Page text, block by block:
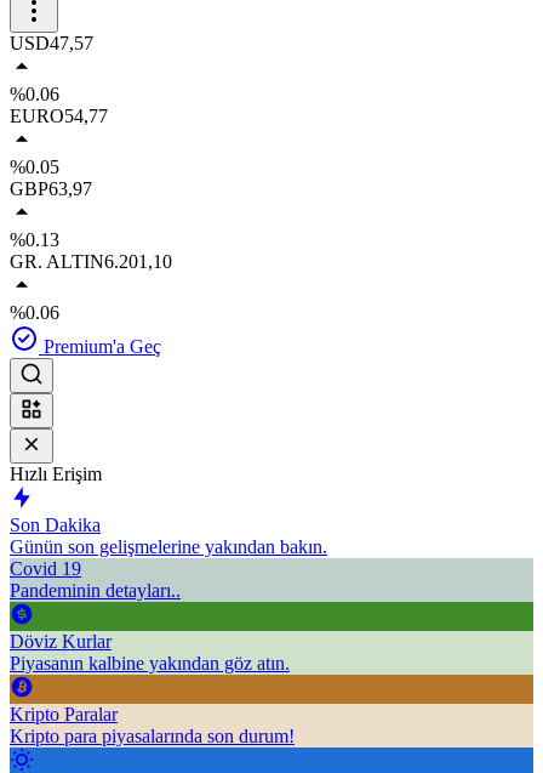
USD47,57
%0.06
EURO54,77
%0.05
GBP63,97
%0.13
GR. ALTIN6.201,10
%0.06
Premium'a Geç
Hızlı Erişim
Son Dakika
Günün son gelişmelerine yakından bakın.
Covid 19
Pandeminin detayları..
Döviz Kurlar
Piyasanın kalbine yakından göz atın.
Kripto Paralar
Kripto para piyasalarında son durum!